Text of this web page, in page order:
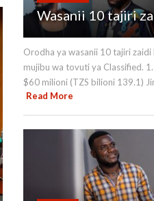
Wasanii 10 tajiri
Orodha ya wasanii 10 tajiri
mujibu wa tovuti ya Classified.
$60 milioni (TZS bilioni 139.1)
Read More